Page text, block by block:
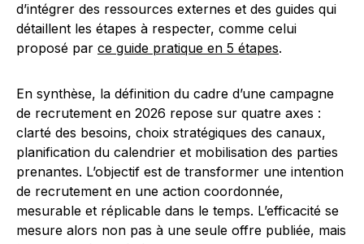
d’intégrer des ressources externes et des guides qui
détaillent les étapes à respecter, comme celui
proposé par ce guide pratique en 5 étapes.
En synthèse, la définition du cadre d’une campagne
de recrutement en 2026 repose sur quatre axes :
clarté des besoins, choix stratégiques des canaux,
planification du calendrier et mobilisation des parties
prenantes. L’objectif est de transformer une intention
de recrutement en une action coordonnée,
mesurable et réplicable dans le temps. L’efficacité se
mesure alors non pas à une seule offre publiée, mais